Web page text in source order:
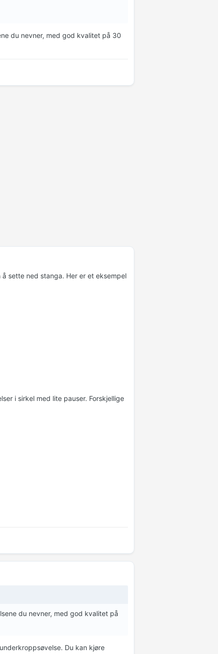
du nevner, med god kvalitet på 30
sette ned stanga. Her er et eksempel
i sirkel med lite pauser. Forskjellige
du nevner, med god kvalitet på
Du kan kjøre